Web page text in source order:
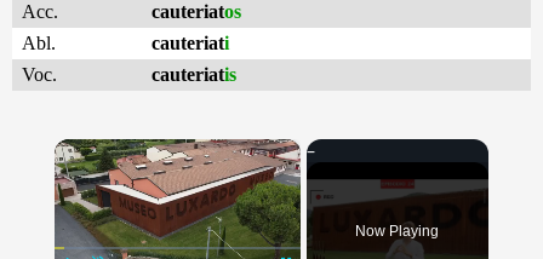
Acc.
cauteriatos
Abl.
cauteriati
Voc.
cauteriatis
×
Now Playing